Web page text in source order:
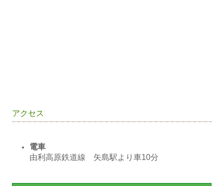
アクセス
電車
由利高原鉄道線 矢島駅より車10分